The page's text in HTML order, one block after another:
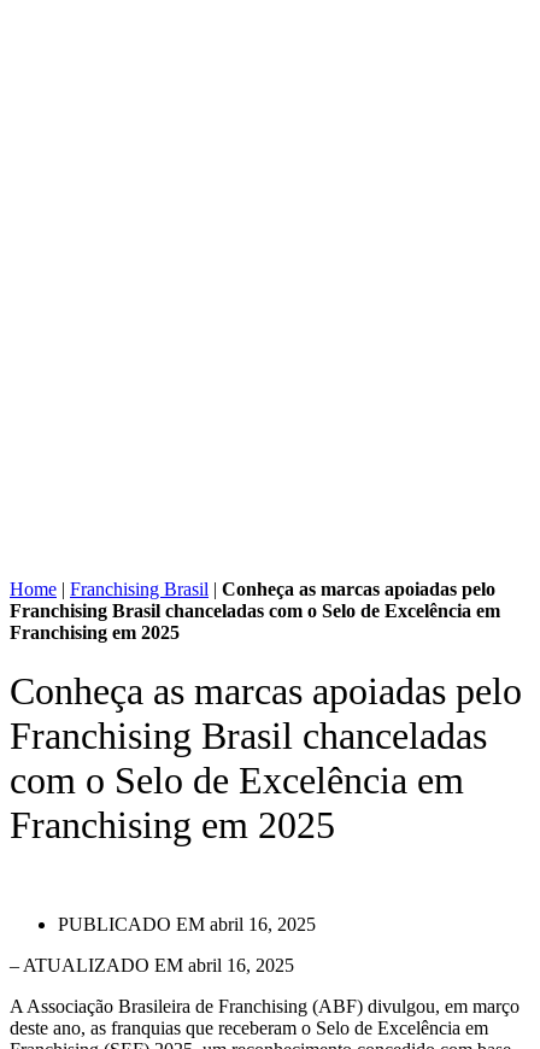
Home | Franchising Brasil | Conheça as marcas apoiadas pelo
Franchising Brasil chanceladas com o Selo de Excelência em
Franchising em 2025
Conheça as marcas apoiadas pelo
Franchising Brasil chanceladas
com o Selo de Excelência em
Franchising em 2025
PUBLICADO EM abril 16, 2025
– ATUALIZADO EM abril 16, 2025
A Associação Brasileira de Franchising (ABF) divulgou, em março
deste ano, as franquias que receberam o Selo de Excelência em